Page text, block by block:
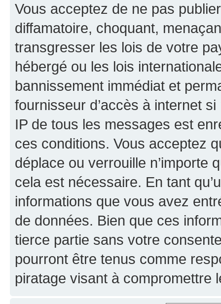
Vous acceptez de ne pas
diffamatoire, choquant,
transgresser les lois de votre
hébergé ou les lois
bannissement immédiat et
fournisseur d’accès à internet
IP de tous les messages est
ces conditions. Vous acceptez
déplace ou verrouille n’importe
cela est nécessaire. En tant
informations que vous avez
de données. Bien que ces
tierce partie sans votre
pourront être tenus comme
piratage visant à compromettre